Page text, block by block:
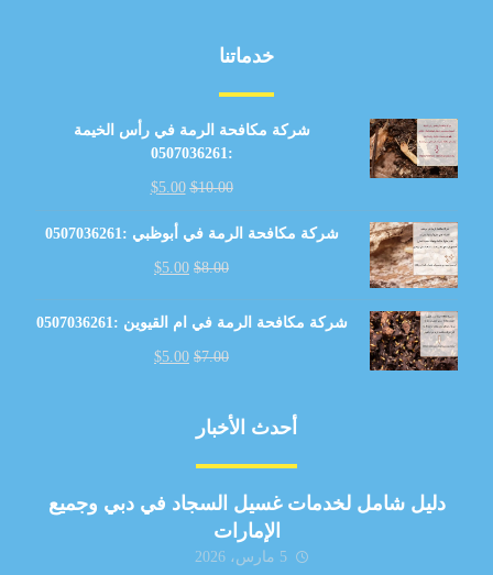
خدماتنا
شركة مكافحة الرمة في رأس الخيمة
:0507036261
$10.00
$5.00
شركة مكافحة الرمة في أبوظبي :0507036261
$8.00
$5.00
شركة مكافحة الرمة في ام القيوين :0507036261
$7.00
$5.00
أحدث الأخبار
دليل شامل لخدمات غسيل السجاد في دبي وجميع
الإمارات
5 مارس، 2026